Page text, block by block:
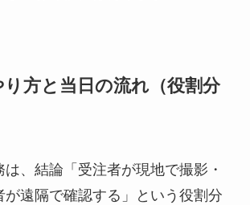
方と当日の流れ（役割分
、結論「受注者が現地で撮影・
が遠隔で確認する」という役割分